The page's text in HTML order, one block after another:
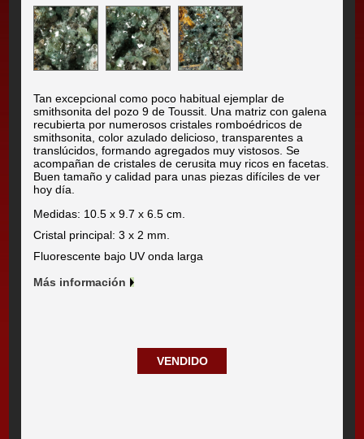
Tan excepcional como poco habitual ejemplar de
smithsonita del pozo 9 de Toussit. Una matriz con galena
recubierta por numerosos cristales romboédricos de
smithsonita, color azulado delicioso, transparentes a
translúcidos, formando agregados muy vistosos. Se
acompañan de cristales de cerusita muy ricos en facetas.
Buen tamaño y calidad para unas piezas difíciles de ver
hoy día.
Medidas: 10.5 x 9.7 x 6.5 cm.
Cristal principal: 3 x 2 mm.
Fluorescente bajo UV onda larga
Más información
VENDIDO